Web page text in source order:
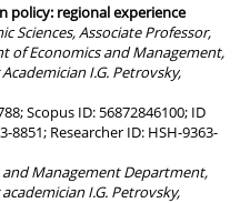
regional experience
Sciences, Associate Professor,
of Economics and Management,
I.G. Petrovsky,
Scopus ID: 56872846100; ID
8851; Researcher ID: HSH-9363-
Management Department,
I.G. Petrovsky,